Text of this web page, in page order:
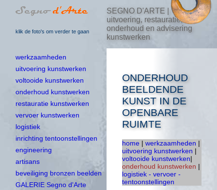
klik de foto's om verder te gaan
SEGNO D'ARTE |
uitvoering, restauratie,
onderhoud en advisering
kunstwerken
werkzaamheden
uitvoering kunstwerken
voltooide kunstwerken
onderhoud kunstwerken
restauratie kunstwerken
vervoer kunstwerken
logistiek
inrichting tentoonstellingen
engineering
artisans
beveiliging bronzen beelden
GALERIE Segno d'Arte
ONDERHOUD
BEELDENDE
KUNST IN DE
OPENBARE
RUIMTE
home | werkzaamheden |
uitvoering kunstwerken |
voltooide kunstwerken|
onderhoud kunstwerken |
logistiek - vervoer -
tentoonstellingen